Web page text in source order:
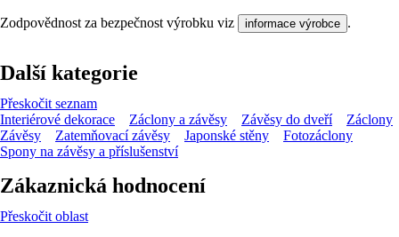
Zodpovědnost za bezpečnost výrobku viz informace výrobce .
Další kategorie
Přeskočit seznam
Interiérové dekorace
Záclony a závěsy Závěsy do dveří
Záclony
Závěsy
Zatemňovací závěsy Japonské stěny
Fotozáclony
Spony na závěsy a příslušenství
Zákaznická hodnocení
Přeskočit oblast